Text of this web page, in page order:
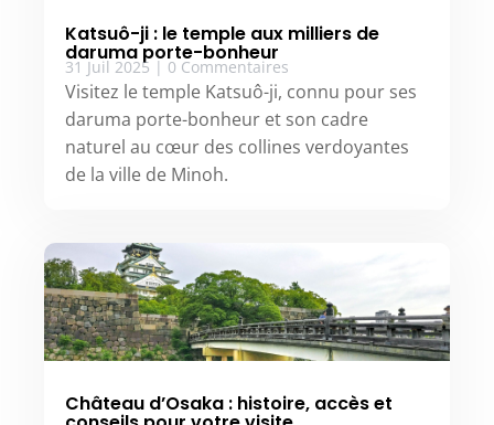
Katsuô-ji : le temple aux milliers de
daruma porte-bonheur
31 Juil 2025 | 0 Commentaires
Visitez le temple Katsuô-ji, connu pour ses
daruma porte-bonheur et son cadre
naturel au cœur des collines verdoyantes
de la ville de Minoh.
Château d’Osaka : histoire, accès et